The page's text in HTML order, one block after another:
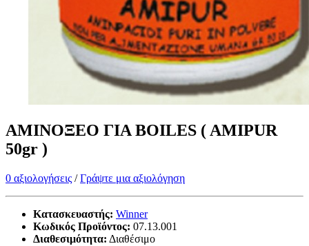
ΑΜΙΝΟΞΕΟ ΓΙΑ BOILES ( AMIPUR
50gr )
0 αξιολογήσεις /Γράψτε μια αξιολόγηση
Κατασκευαστής: Winner
Κωδικός Προϊόντος: 07.13.001
Διαθεσιμότητα: Διαθέσιμο